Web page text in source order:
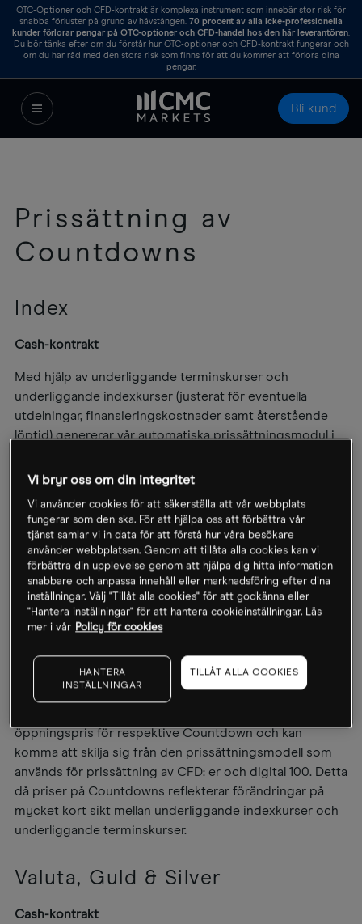
OTC-Optioner och CFD-kontrakt är komplexa instrument som innebär stor risk för
snabba förluster på grund av hävstången. 70 procent av alla icke-professionella
kunder förlorar pengar på OTC-optioner och CFD-handel hos den här leverantören
Du bör tänka efter om du förstår hur OTC-optioner och CFD-kontrakt fungerar och
om du har råd med den stora risk som finns för att du kommer att förlora dina
pengar.
Bli kund
Prissättning av
Countdowns
Index
Cash-kontrakt
Med hjälp av underliggande terminskurser och
underliggande indexkurser (justerat för eventuella
utdelningar, finansieringskostnader samt återstående
löptid) genererar vår automatiska prissättningsmodul i
för respektive index. Det teoretiska cash priset ligger till
samtliga löptider. CMC Markets i egenskap av
marknadsgarant sätter sedan öppningspriset för
respektive Countdowns löptid i syfte att upprätthålla
likviditeten samt marknaden.
Vinstavräkningspriserna baseras på de underliggande
indexkurserna (Grunden för avräkningspriset för
plattform.)
Notera: Representation av respektive pris källa kan
öppningspris för respektive Countdown och kan
komma att skilja sig från den prissättningsmodell som
används för prissättning av CFD: er och digital 100. Detta
då priser på Countdowns reflekterar förändringar på
mycket kort sikt mellan underliggande indexkurser och
underliggande terminskurser.
Valuta, Guld & Silver
Cash-kontrakt
Vi bryr oss om din integritet
Vi använder cookies för att säkerställa att vår webbplats
fungerar som den ska. För att hjälpa oss att förbättra vår
tjänst samlar vi in data för att förstå hur våra besökare
använder webbplatsen. Genom att tillåta alla cookies kan vi
förbättra din upplevelse genom att hjälpa dig hitta information
snabbare och anpassa innehåll eller marknadsföring efter dina
inställningar. Välj "Tillåt alla cookies" för att godkänna eller
"Hantera inställningar" för att hantera cookieinställningar. Läs
mer i vår Policy för cookies
HANTERA
INSTÄLLNINGAR
TILLÅT ALLA COOKIES